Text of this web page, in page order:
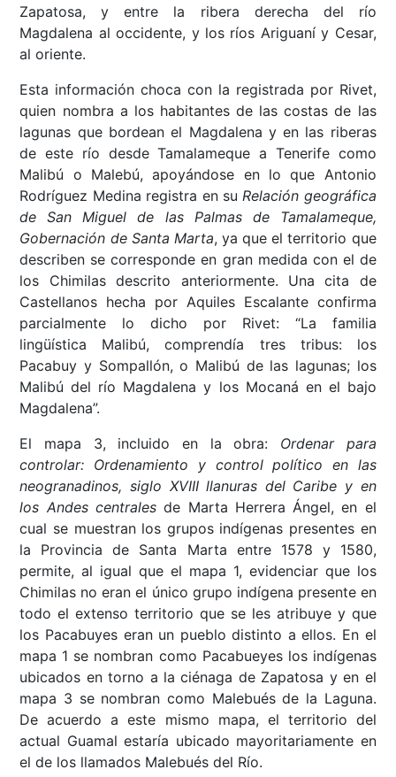
Zapatosa, y entre la ribera derecha del río
Magdalena al occidente, y los ríos Ariguaní y Cesar,
al oriente.
Esta información choca con la registrada por Rivet,
quien nombra a los habitantes de las costas de las
lagunas que bordean el Magdalena y en las riberas
de este río desde Tamalameque a Tenerife como
Malibú o Malebú, apoyándose en lo que Antonio
Rodríguez Medina registra en su Relación geográfica
de San Miguel de las Palmas de Tamalameque,
Gobernación de Santa Marta, ya que el territorio que
describen se corresponde en gran medida con el de
los Chimilas descrito anteriormente. Una cita de
Castellanos hecha por Aquiles Escalante confirma
parcialmente lo dicho por Rivet: “La familia
lingüística Malibú, comprendía tres tribus: los
Pacabuy y Sompallón, o Malibú de las lagunas; los
Malibú del río Magdalena y los Mocaná en el bajo
Magdalena”.
El mapa 3, incluido en la obra: Ordenar para
controlar: Ordenamiento y control político en las
neogranadinos, siglo XVIII llanuras del Caribe y en
los Andes centralesde Marta Herrera Ángel, en el
cual se muestran los grupos indígenas presentes en
la Provincia de Santa Marta entre 1578 y 1580,
permite, al igual que el mapa 1, evidenciar que los
Chimilas no eran el único grupo indígena presente en
todo el extenso territorio que se les atribuye y que
los Pacabuyes eran un pueblo distinto a ellos. En el
mapa 1 se nombran como Pacabueyes los indígenas
ubicados en torno a la ciénaga de Zapatosa y en el
mapa 3 se nombran como Malebués de la Laguna.
De acuerdo a este mismo mapa, el territorio del
actual Guamal estaría ubicado mayoritariamente en
el de los llamados Malebués del Río.